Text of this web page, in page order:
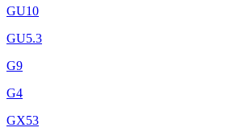
GU10
GU5.3
G9
G4
GX53